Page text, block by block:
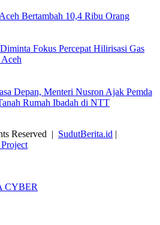
Bertambah 10,4 Ribu Orang
Fokus Percepat Hilirisasi Gas
Depan, Menteri Nusron Ajak Pemda
Rumah Ibadah di NTT
Reserved | SudutBerita.id |
CYBER